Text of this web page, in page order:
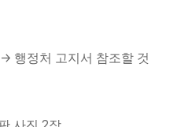
-> 행정처 고지서 참조할 것